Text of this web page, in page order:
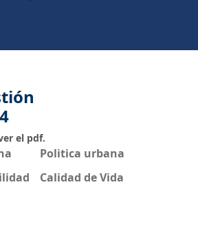
el pdf.
Politica urbana
Calidad de Vida